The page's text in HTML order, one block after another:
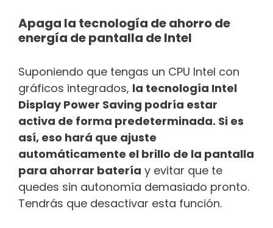
Apaga la tecnología de ahorro de
energía de pantalla de Intel
Suponiendo que tengas un CPU Intel con
gráficos integrados, la tecnología Intel
Display Power Saving podría estar
activa de forma predeterminada. Si es
así, eso hará que ajuste
automáticamente el brillo de la pantalla
para ahorrar batería y evitar que te
quedes sin autonomía demasiado pronto.
Tendrás que desactivar esta función.